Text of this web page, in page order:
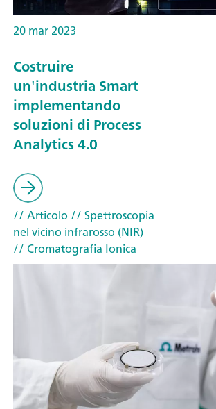
20 mar 2023
Costruire
un'industria Smart
implementando
soluzioni di Process
Analytics 4.0
// Articolo // Spettroscopia
nel vicino infrarosso (NIR)
// Cromatografia Ionica